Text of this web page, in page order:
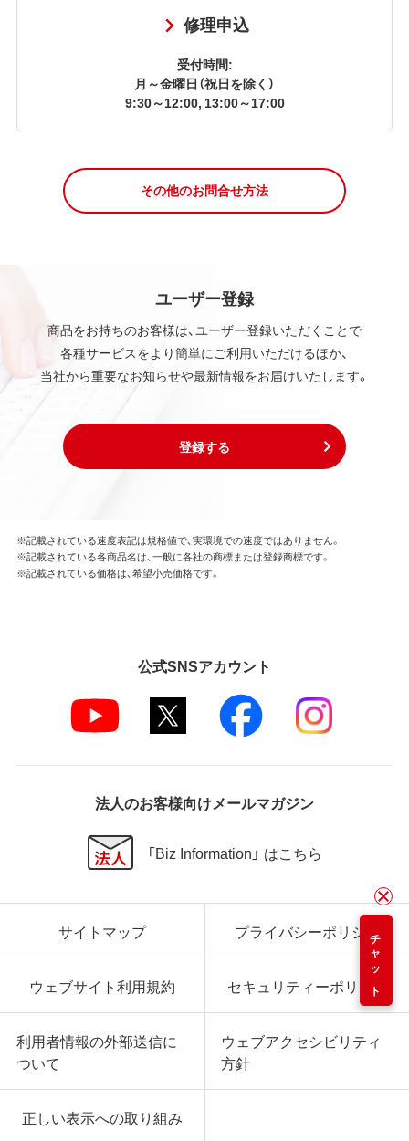
修理申込
受付時間:
月～金曜日（祝日を除く）
9:30～12:00, 13:00～17:00
その他のお問合せ方法
ユーザー登録
商品をお持ちのお客様は、ユーザー登録いただくことで
各種サービスをより簡単にご利用いただけるほか、
当社から重要なお知らせや最新情報をお届けいたします。
登録する
チャット
※記載されている速度表記は規格値で、実環境での速度ではありません。
※記載されている各商品名は、一般に各社の商標または登録商標です。
※記載されている価格は、希望小売価格です。
公式SNSアカウント
法人のお客様向けメールマガジン
「Biz Information」 はこちら
サイトマップ プライバシーポリシー
ウェブサイト利用規約 セキュリティーポリシー
利用者情報の外部送信に
ついて
ウェブアクセシビリティ
方針
正しい表示への取り組み